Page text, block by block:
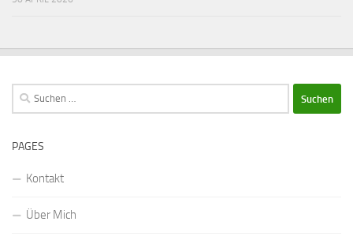
Suchen
nach:
PAGES
Kontakt
Über Mich